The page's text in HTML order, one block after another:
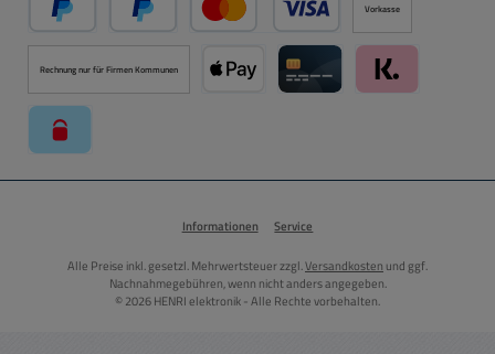
PayPal Später Bezahlen über PayPalKredit- oder Debitkarte über PayPal
Vorkasse
Rechnung nur für Firmen Kommunen
Informationen Service
Alle Preise inkl. gesetzl. Mehrwertsteuer zzgl.Versandkosten und ggf.
Nachnahmegebühren, wenn nicht anders angegeben.
© 2026 HENRI elektronik - Alle Rechte vorbehalten.